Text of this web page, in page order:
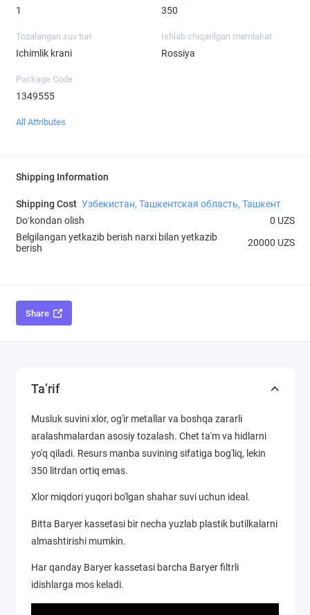
1 350
Tozalangan suv turi
Ichimlik krani
Ishlab chiqarilgan mamlakat
Rossiya
Package Code
1349555
All Attributes
Shipping Information
Shipping Cost Узбекистан, Ташкентская область, Ташкент
Doʻkondan olish
0 UZS
Belgilangan yetkazib berish narxi bilan yetkazib
berish
20000 UZS
Share
Ta’rif
Musluk suvini xlor, og'ir metallar va boshqa zararli
aralashmalardan asosiy tozalash. Chet ta'm va hidlarni
yo'q qiladi. Resurs manba suvining sifatiga bog'liq, lekin
350 litrdan ortiq emas.
Xlor miqdori yuqori bo'lgan shahar suvi uchun ideal.
Bitta Baryer kassetasi bir necha yuzlab plastik butilkalarni
almashtirishi mumkin.
Har qanday Baryer kassetasi barcha Baryer filtrli
idishlarga mos keladi.